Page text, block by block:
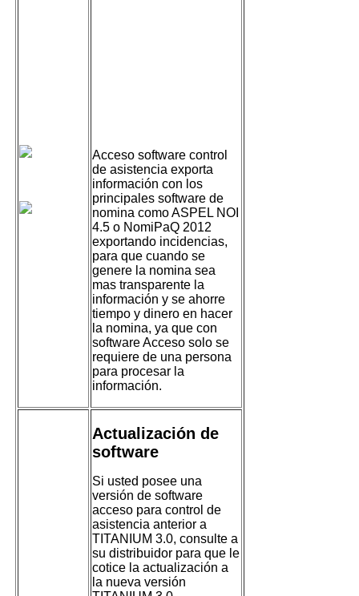
Acceso software control
de asistencia exporta
información con los
principales software de
nomina como ASPEL NOI
4.5 o NomiPaQ 2012
exportando incidencias,
para que cuando se
genere la nomina sea
mas transparente la
información y se ahorre
tiempo y dinero en hacer
la nomina, ya que con
software Acceso solo se
requiere de una persona
para procesar la
información.
Actualización de
software
Si usted posee una
versión de software
acceso para control de
asistencia anterior a
TITANIUM 3.0, consulte a
su distribuidor para que le
cotice la actualización a
la nueva versión